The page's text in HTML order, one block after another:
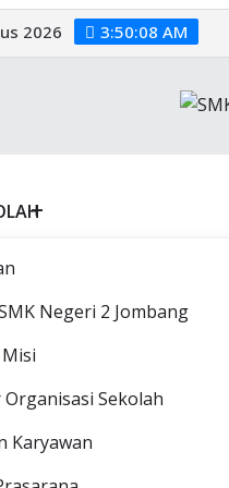
2026 3:50:09 AM
Negeri 2 Jombang
Sekolah
Karyawan